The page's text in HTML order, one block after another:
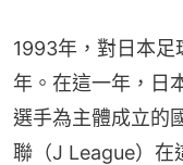
1993年，對日本足
年。在這一年，日
選手為主體成立的
聯（J League）在